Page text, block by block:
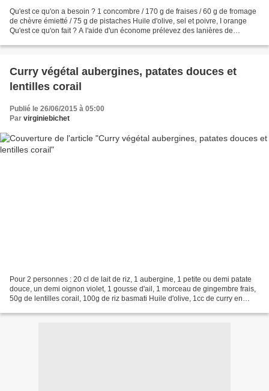
Qu'est ce qu'on a besoin ? 1 concombre / 170 g de fraises / 60 g de fromage
de chèvre émietté / 75 g de pistaches Huile d'olive, sel et poivre, I orange
Qu'est ce qu'on fait ? A l'aide d'un économe prélevez des lanières de
Curry végétal aubergines, patates douces et
lentilles corail
Publié le 26/06/2015 à 05:00
Par virginiebichet
Pour 2 personnes : 20 cl de lait de riz, 1 aubergine, 1 petite ou demi patate
douce, un demi oignon violet, 1 gousse d'ail, 1 morceau de gingembre frais,
50g de lentilles corail, 100g de riz basmati Huile d'olive, 1cc de curry en